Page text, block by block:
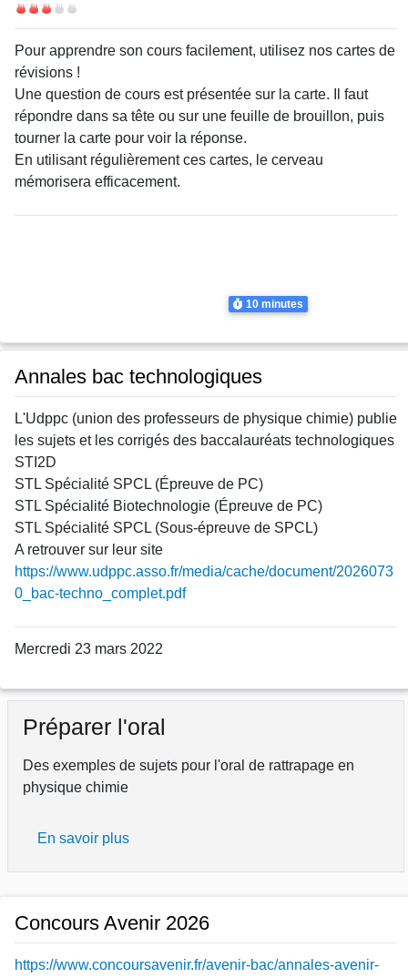
Difficulté
Body
Pour apprendre son cours facilement, utilisez nos cartes de
révisions !
Une question de cours est présentée sur la carte. Il faut
répondre dans sa tête ou sur une feuille de brouillon, puis
tourner la carte pour voir la réponse.
En utilisant régulièrement ces cartes, le cerveau
mémorisera efficacement.
Durée
10 minutes
Annales bac technologiques
L'Udppc (union des professeurs de physique chimie) publie
les sujets et les corrigés des baccalauréats technologiques
STI2D
STL Spécialité SPCL (Épreuve de PC)
STL Spécialité Biotechnologie (Épreuve de PC)
STL Spécialité SPCL (Sous-épreuve de SPCL)
A retrouver sur leur site
https://www.udppc.asso.fr/media/cache/document/2026073
0_bac-techno_complet.pdf
Mercredi 23 mars 2022
Préparer l'oral
Des exemples de sujets pour l'oral de rattrapage en
physique chimie
En savoir plus
Concours Avenir 2026
https://www.concoursavenir.fr/avenir-bac/annales-avenir-